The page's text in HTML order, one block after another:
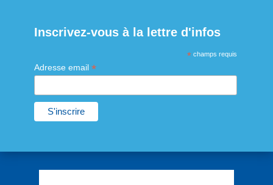
Inscrivez-vous à la lettre d'infos
* champs requis
Adresse email *